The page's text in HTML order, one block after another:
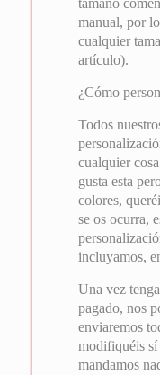
tamaño
manual, por
cualquier
artículo).
¿Cómo
Todos
cualquier
gusta esta
colores,
se os ocurra,
incluyamos,
Una vez
pagado, nos
enviaremos
modifiquéis sí
mandamos